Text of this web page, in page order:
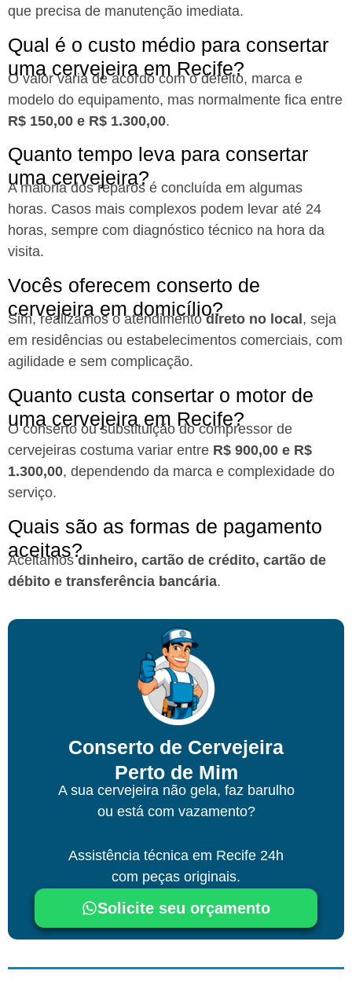
que precisa de manutenção imediata.
Qual é o custo médio para consertar
uma cervejeira em Recife?​
O valor varia de acordo com o defeito, marca e
modelo do equipamento, mas normalmente fica entre
R$ 150,00 e R$ 1.300,00.
Quanto tempo leva para consertar
uma cervejeira?​
A maioria dos reparos é concluída em algumas
horas. Casos mais complexos podem levar até 24
horas, sempre com diagnóstico técnico na hora da
visita.
Vocês oferecem conserto de
cervejeira em domicílio?​
Sim, realizamos o atendimentodireto no local , seja
em residências ou estabelecimentos comerciais, com
agilidade e sem complicação.
Quanto custa consertar o motor de
uma cervejeira em Recife?​
O conserto ou substituição do compressor de
cervejeiras costuma variar entre R$ 900,00 e R$
1.300,00, dependendo da marca e complexidade do
serviço.
Quais são as formas de pagamento
aceitas?​
Aceitamosdinheiro, cartão de crédito, cartão de
débito e transferência bancária.
Conserto de Cervejeira
Perto de Mim
A sua cervejeira não gela, faz barulho
ou está com vazamento?
Assistência técnica em Recife 24h
com peças originais.
Solicite seu orçamento